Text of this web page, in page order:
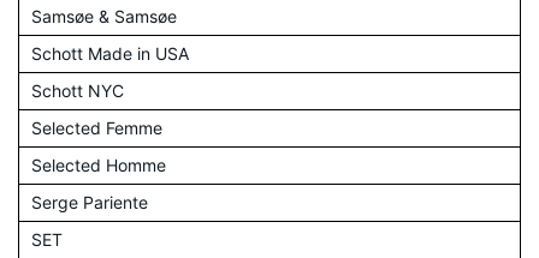
Samsøe & Samsøe
Schott Made in USA
Schott NYC
Selected Femme
Selected Homme
Serge Pariente
SET